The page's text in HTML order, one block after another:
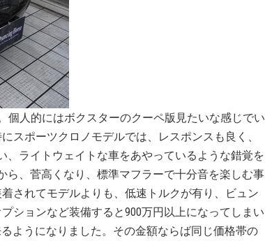
個人的にはボクスターのクーペ版見たいな感じでい
スポーツクロノモデルでは、レスポンスも良く、
ライトウェイトな車をあやっているような錯覚を
、菅高くなり、標準マフラーで十分音を楽しむ事
されてモデルよりも、低速トルクが有り、ビュン
ションなど装備すると900万円以上になってしまい
ようになりました。その金額ならば同じ価格帯の